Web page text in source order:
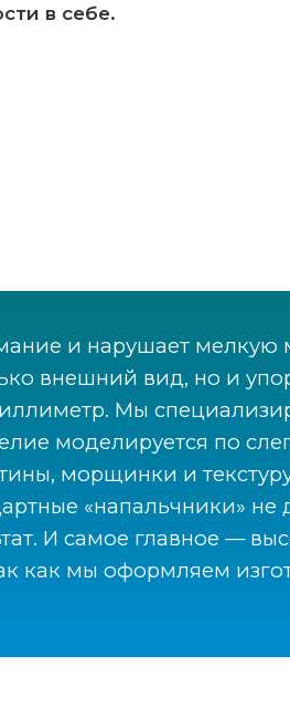
в себе.
и нарушает мелкую
внешний вид, но и
Мы
моделируется по
морщинки и
«напальчники»
И самое главное —
как мы оформляем